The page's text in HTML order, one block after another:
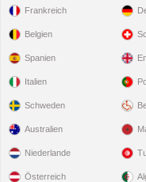
Frankreich
Belgien
Spanien
Italien
Schweden
Australien
Niederlande
Österreich